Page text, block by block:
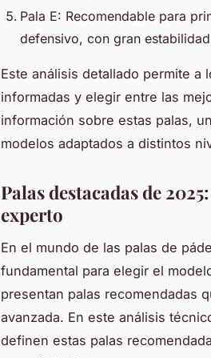
Pala E: Recomendable para
defensivo, con gran
Este análisis detallado permite
informadas y elegir entre las
información sobre estas palas,
modelos adaptados a distintos
Palas destacadas de
experto
En el mundo de las palas de
fundamental para elegir el
presentan palas recomendadas
avanzada. En este análisis
definen estas palas